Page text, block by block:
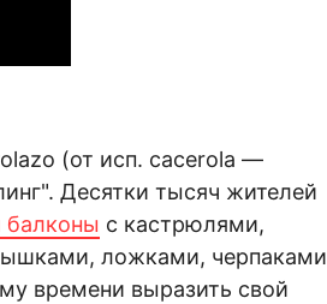
(от исп. cacerola —
Десятки тысяч жителей
с кастрюлями,
ложками, черпаками
времени выразить свой